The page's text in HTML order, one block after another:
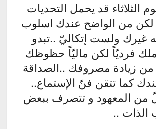
: يوم الثلاثاء قد يحمل التحديات
لكن من الواضح عندك اسلوب
غيرك ولست إتكاليّ ..تبدو
فرديّاً لكن ماليّاً حظوظك
من زيادة مصروفك ..الصداقة
كما تتقن فنّ الإستماع..
من المعهود و تتصرف ببعض
الذات ..